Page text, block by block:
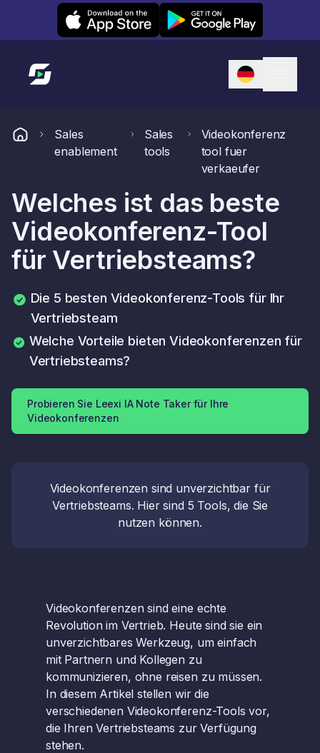
Leexi on iOS Leexi on Android
Link zur Startseite
Sales
enablement
Sales
tools
Videokonferenz
tool fuer
verkaeufer
Welches ist das beste
Videokonferenz-Tool
für Vertriebsteams?
Die 5 besten Videokonferenz-Tools für Ihr
Vertriebsteam
Welche Vorteile bieten Videokonferenzen für
Vertriebsteams?
Probieren Sie Leexi IA Note Taker für Ihre
Videokonferenzen
Videokonferenzen sind unverzichtbar für
Vertriebsteams. Hier sind 5 Tools, die Sie
nutzen können.
Videokonferenzen sind eine echte
Revolution im Vertrieb. Heute sind sie ein
unverzichtbares Werkzeug, um einfach
mit Partnern und Kollegen zu
kommunizieren, ohne reisen zu müssen.
In diesem Artikel stellen wir die
verschiedenen Videokonferenz-Tools vor,
die Ihren Vertriebsteams zur Verfügung
stehen.